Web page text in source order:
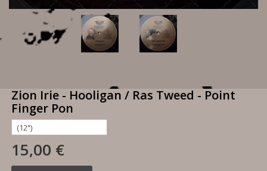
Zion Irie - Hooligan / Ras Tweed - Point
Finger Pon
15,00 €